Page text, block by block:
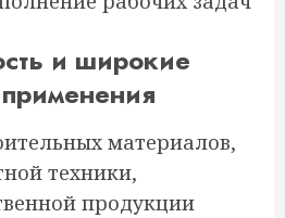
и широкие
материалов,
техники,
продукции